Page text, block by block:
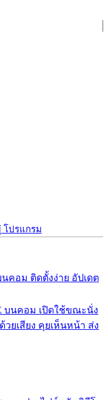
โปรแกรม
คอม ติดตั้งง่าย อัปเดต
บนคอม เปิดใช้ขณะนั่ง
ยเสียง คุยเห็นหน้า ส่ง